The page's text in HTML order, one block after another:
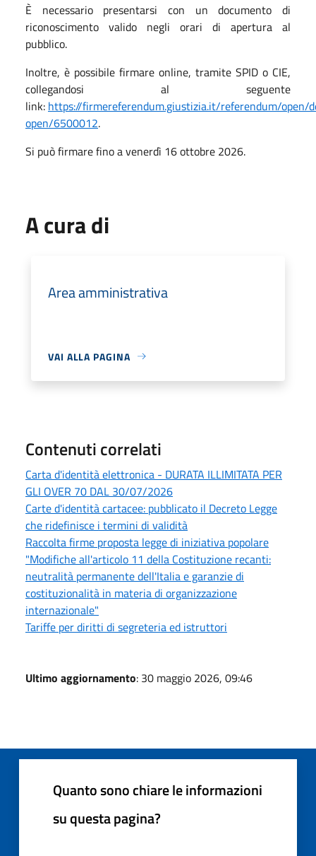
È necessario presentarsi con un documento di
riconoscimento valido negli orari di apertura al
pubblico.
Inoltre, è possibile firmare online, tramite SPID o CIE,
collegandosi al seguente
link: https://firmereferendum.giustizia.it/referendum/open/
open/6500012.
Si può firmare fino a venerdì 16 ottobre 2026.
A cura di
Area amministrativa
VAI ALLA PAGINA
Contenuti correlati
Carta d'identità elettronica - DURATA ILLIMITATA PER
GLI OVER 70 DAL 30/07/2026
Carte d'identità cartacee: pubblicato il Decreto Legge
che ridefinisce i termini di validità
Raccolta firme proposta legge di iniziativa popolare
"Modifiche all'articolo 11 della Costituzione recanti:
neutralità permanente dell'Italia e garanzie di
costituzionalità in materia di organizzazione
internazionale"
Tariffe per diritti di segreteria ed istruttori
Ultimo aggiornamento: 30 maggio 2026, 09:46
Quanto sono chiare le informazioni
su questa pagina?